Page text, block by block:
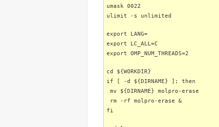
umask 0022
ulimit -s unlimited
export LANG=
export LC_ALL=C
export OMP_NUM_THREADS=2
cd ${WORKDIR}
if [ -d ${DIRNAME} ]; then
mv ${DIRNAME} molpro-erase
rm -rf molpro-erase &
fi